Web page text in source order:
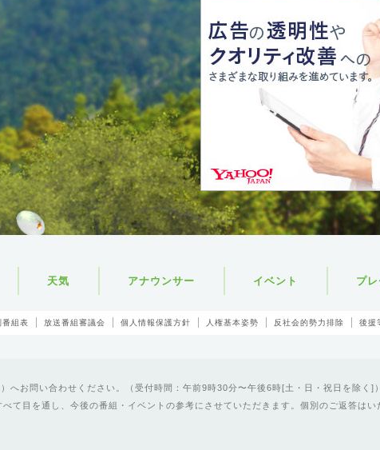
天気 アナウンサー イベント プ
番組表 放送番組審議会 個人情報保護方針 人権基本姿勢 反社会的勢力排除 後援
お問い合わせください。（受付時間：午前9時30分〜午後6時[土・日・祝日を除く]）
て目を通し、今後の番組・イベントの参考にさせていただきます。個別のご返答はい